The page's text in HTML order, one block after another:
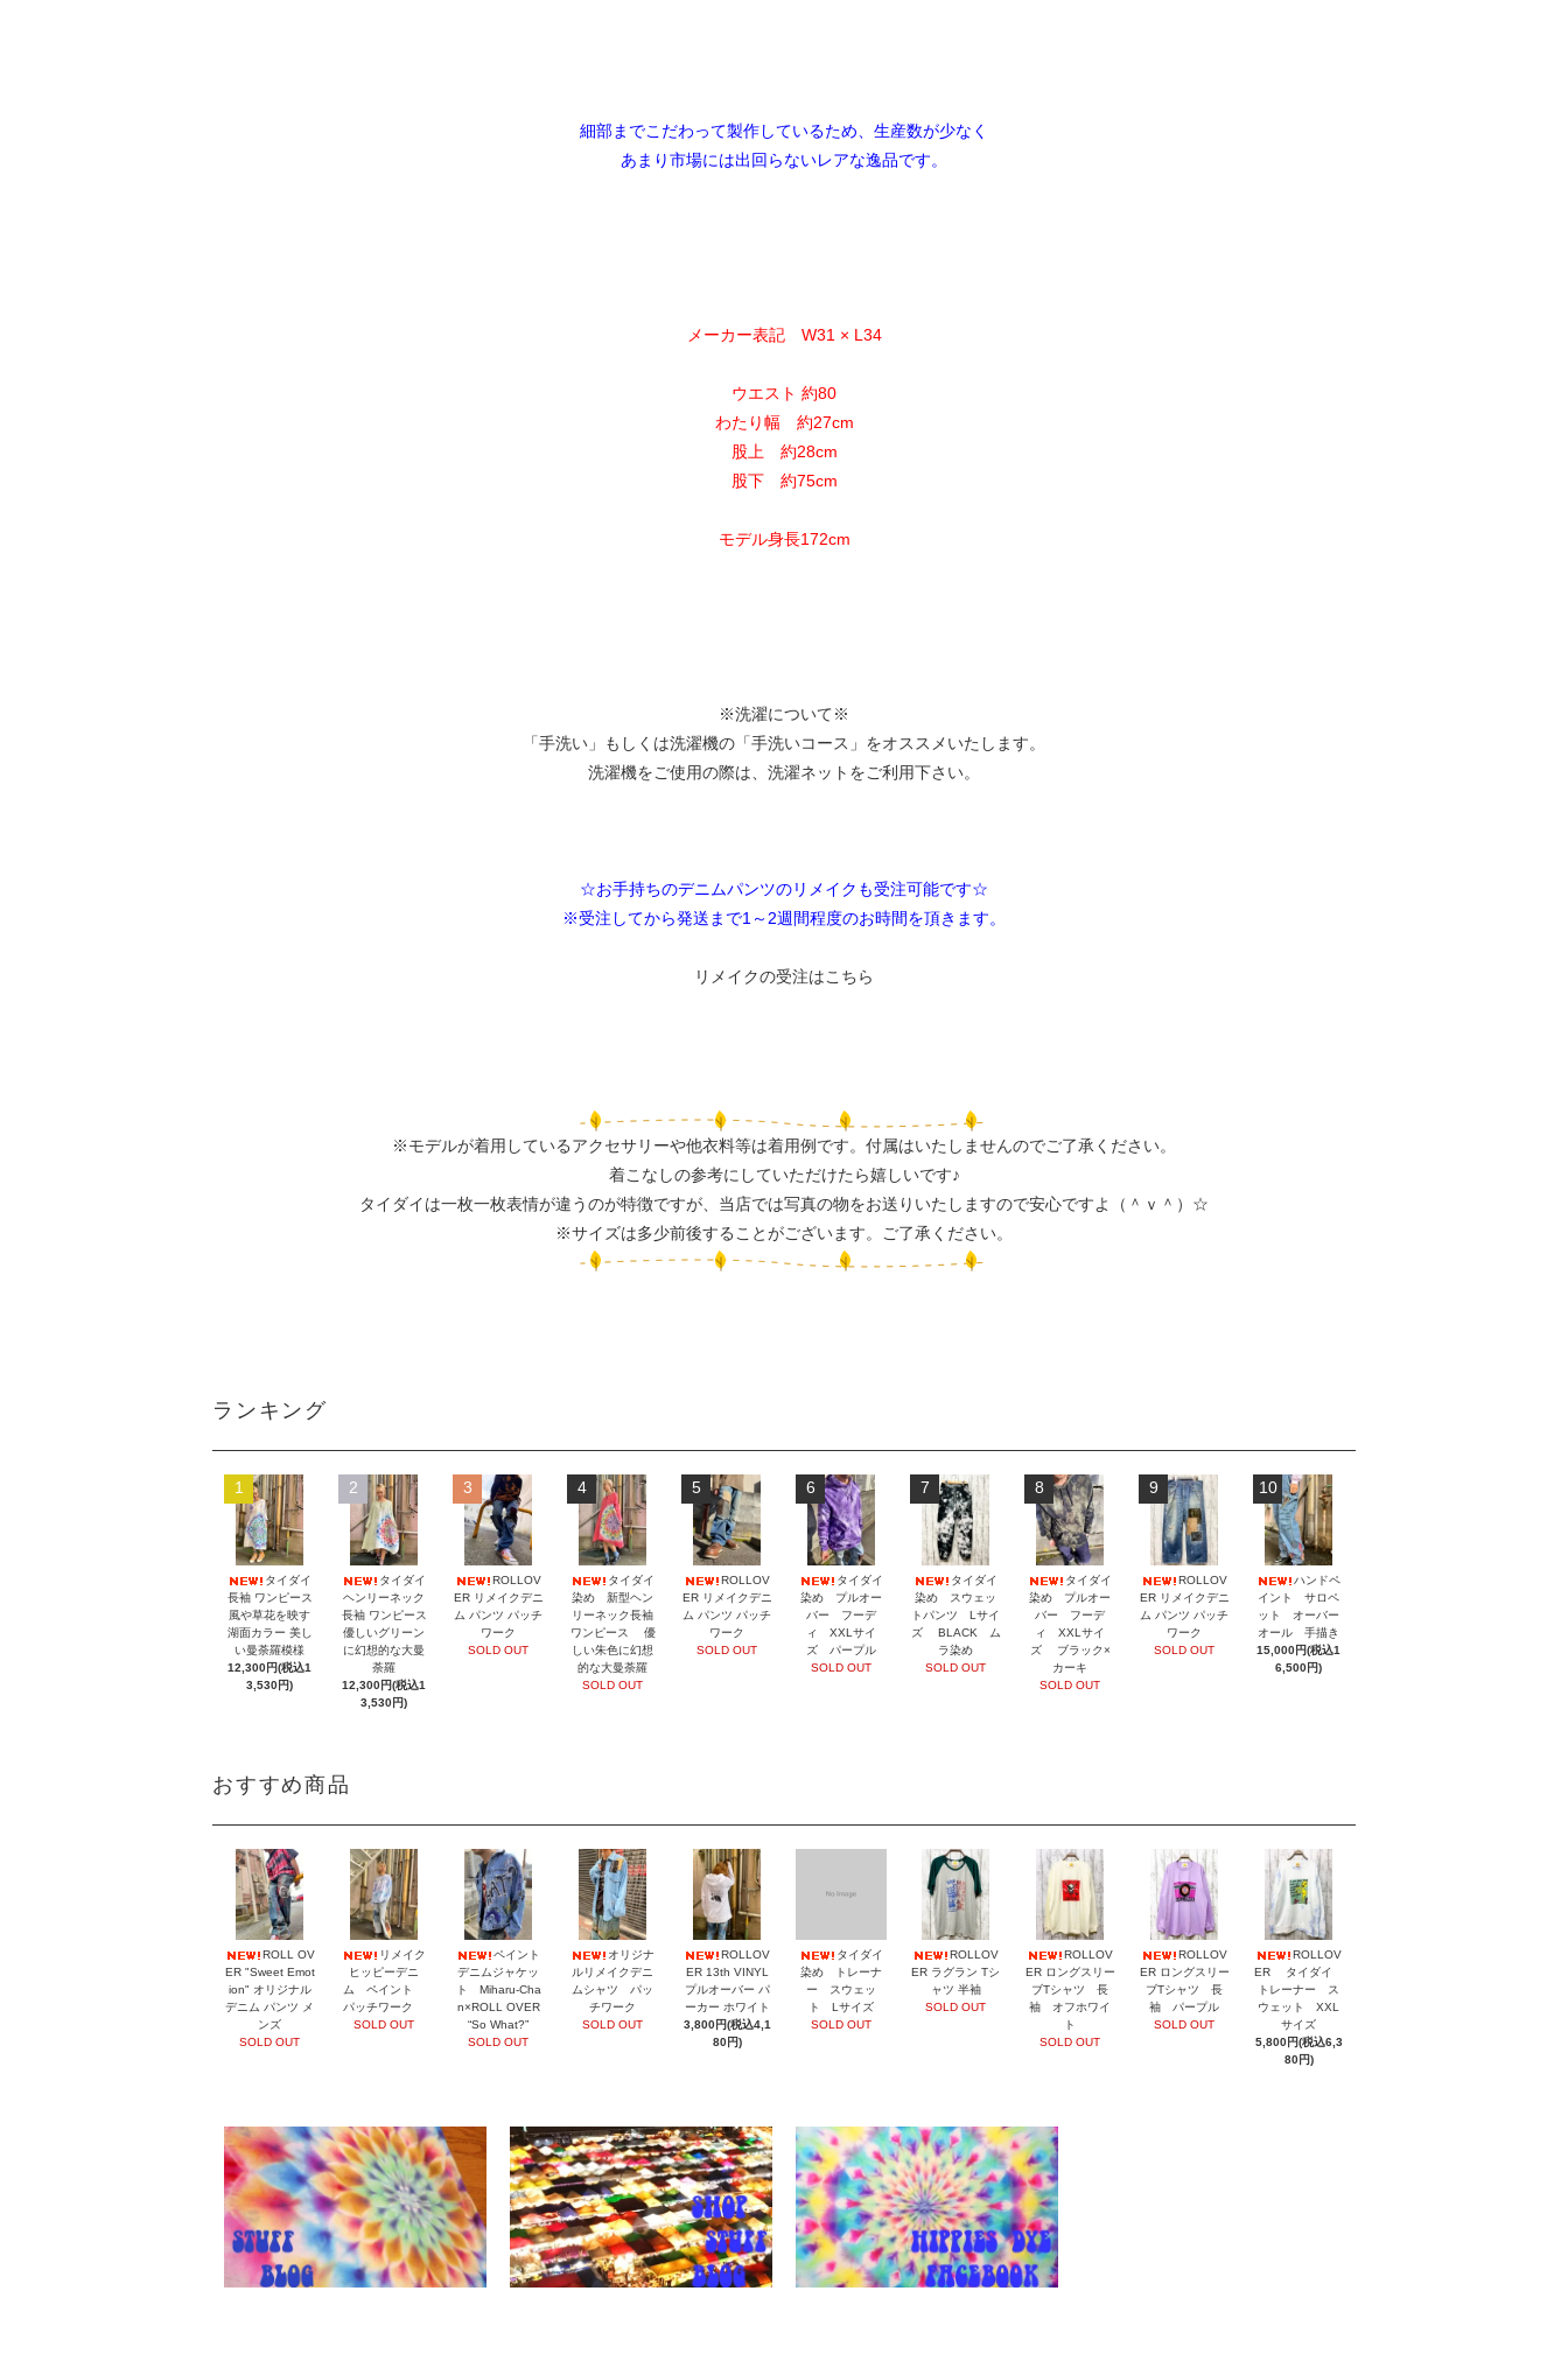
細部までこだわって製作しているため、生産数が少なく
あまり市場には出回らないレアな逸品です。
メーカー表記 W31 × L34
ウエスト 約80
わたり幅 約27cm
股上 約28cm
股下 約75cm
モデル身長172cm
※洗濯について※
「手洗い」もしくは洗濯機の「手洗いコース」をオススメいたします。
洗濯機をご使用の際は、洗濯ネットをご利用下さい。
☆お手持ちのデニムパンツのリメイクも受注可能です☆
※受注してから発送まで1～2週間程度のお時間を頂きます。
リメイクの受注はこちら
※モデルが着用しているアクセサリーや他衣料等は着用例です。付属はいたしませんのでご了承ください。
着こなしの参考にしていただけたら嬉しいです♪
タイダイは一枚一枚表情が違うのが特徴ですが、当店では写真の物をお送りいたしますので安心ですよ（＾ｖ＾）☆
※サイズは多少前後することがございます。ご了承ください。
ランキング
1
タイダイ
長袖 ワンピース
風や草花を映す
湖面カラー 美し
い曼荼羅模様
12,300円(税込1
3,530円)
2
タイダイ
ヘンリーネック
長袖 ワンピース
優しいグリーン
に幻想的な大曼
荼羅
12,300円(税込1
3,530円)
3
ROLLOV
ER リメイクデニ
ム パンツ パッチ
ワーク
SOLD OUT
4
タイダイ
染め 新型ヘン
リーネック長袖
ワンピース 優
しい朱色に幻想
的な大曼荼羅
SOLD OUT
5
ROLLOV
ER リメイクデニ
ム パンツ パッチ
ワーク
SOLD OUT
6
タイダイ
染め プルオー
バー フーデ
ィ XXLサイ
ズ パープル
SOLD OUT
7
タイダイ
染め スウェッ
トパンツ Lサイ
ズ BLACK ム
ラ染め
SOLD OUT
8
タイダイ
染め プルオー
バー フーデ
ィ XXLサイ
ズ ブラック×
カーキ
SOLD OUT
9
ROLLOV
ER リメイクデニ
ム パンツ パッチ
ワーク
SOLD OUT
10
ハンドペ
イント サロペ
ット オーバー
オール 手描き
15,000円(税込1
6,500円)
おすすめ商品
ROLL OV
ER "Sweet Emot
ion" オリジナル
デニム パンツ メ
ンズ
SOLD OUT
リメイク
ヒッピーデニ
ム ペイント
パッチワーク
SOLD OUT
ペイント
デニムジャケッ
ト Miharu-Cha
n×ROLL OVER
“So What?”
SOLD OUT
オリジナ
ルリメイクデニ
ムシャツ パッ
チワーク
SOLD OUT
ROLLOV
ER 13th VINYL
プルオーバー パ
ーカー ホワイト
3,800円(税込4,1
80円)
タイダイ
染め トレーナ
ー スウェッ
ト Lサイズ
SOLD OUT
ROLLOV
ER ラグラン Tシ
ャツ 半袖
SOLD OUT
ROLLOV
ER ロングスリー
ブTシャツ 長
袖 オフホワイ
ト
SOLD OUT
ROLLOV
ER ロングスリー
ブTシャツ 長
袖 パープル
SOLD OUT
ROLLOV
ER タイダイ
トレーナー ス
ウェット XXL
サイズ
5,800円(税込6,3
80円)